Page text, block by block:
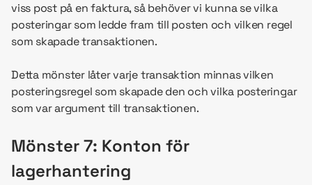
viss post på en faktura, så behöver vi kunna se vilka
posteringar som ledde fram till posten och vilken regel
som skapade transaktionen.
Detta mönster låter varje transaktion minnas vilken
posteringsregel som skapade den och vilka posteringar
som var argument till transaktionen.
Mönster 7: Konton för
lagerhantering